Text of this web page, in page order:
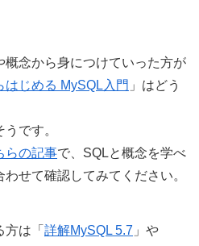
概念から身につけていった方が
はじめる MySQL入門 」はどう
です。
らの記事で、SQLと概念を学べ
せて確認してみてください。
は「 詳解MySQL 5.7 」や